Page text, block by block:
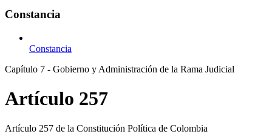
Constancia
Constancia
Capítulo 7 - Gobierno y Administración de la Rama Judicial
Artículo 257
Artículo 257 de la Constitución Política de Colombia